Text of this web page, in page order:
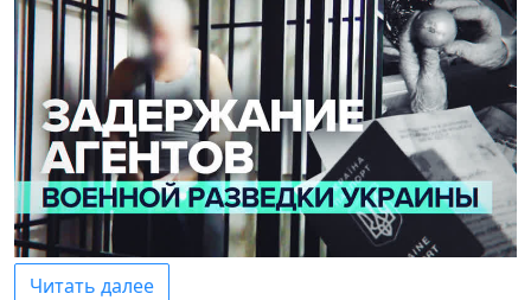
Читать далее